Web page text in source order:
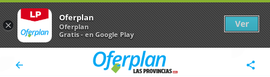
arrow_back share
×
Oferplan
Oferplan
Gratis - en Google Play
Ver